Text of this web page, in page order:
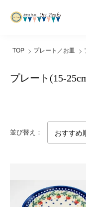
TOP プレート／お皿
プレート(15-
並び替え：